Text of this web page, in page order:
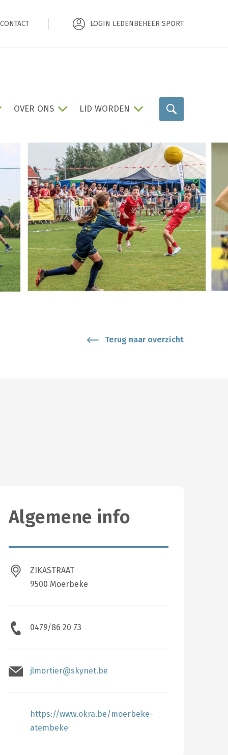
CONTACT LOGIN LEDENBEHEER SPORT
OVER ONS LID WORDEN
Terug naar overzicht
Algemene info
ZIKASTRAAT
9500 Moerbeke
0479/86 20 73
jlmortier@skynet.be
https://www.okra.be/moerbeke-
atembeke